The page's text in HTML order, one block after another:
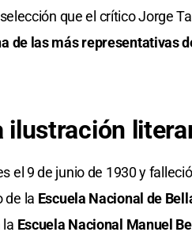
que el crítico Jorge
de las más representativas
ilustración
el 9 de junio de 1930 y
de la Escuela Nacional de
la Escuela Nacional Manuel